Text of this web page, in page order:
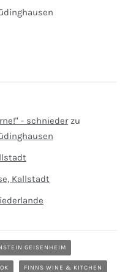
- schniederzu
Kallstadt
GEISENHEIM
FINNS WINE & KITCHEN